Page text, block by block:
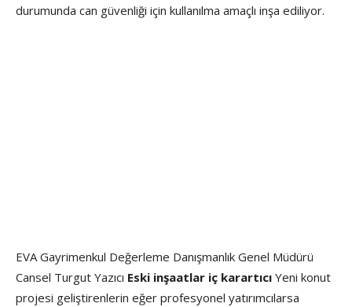
durumunda can güvenliği için kullanılma amaçlı inşa ediliyor.
EVA Gayrimenkul Değerleme Danışmanlık Genel Müdürü
Cansel Turgut Yazıcı Eski inşaatlar iç karartıcı Yeni konut
projesi geliştirenlerin eğer profesyonel yatırımcılarsa